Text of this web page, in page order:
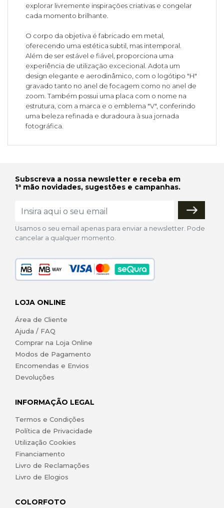
explorar livremente inspirações criativas e congelar
cada momento brilhante.
O corpo da objetiva é fabricado em metal,
oferecendo uma estética subtil, mas intemporal.
Além de ser estável e fiável, proporciona uma
experiência de utilização excecional. Adota um
design elegante e aerodinâmico, com o logótipo "H"
gravado tanto no anel de focagem como no anel de
zoom. Também possui uma placa com o nome na
estrutura, com a marca e o emblema "V", conferindo
uma beleza refinada e duradoura à sua jornada
fotográfica.
Subscreva a nossa newsletter e receba em
1ª mão novidades, sugestões e campanhas.
Usamos o seu email apenas para enviar a newsletter. Pode
cancelar a qualquer momento.
LOJA ONLINE
Área de Cliente
Ajuda / FAQ
Comprar na Loja Online
Modos de Pagamento
Encomendas e Envios
Devoluções
INFORMAÇÃO LEGAL
Termos e Condições
Política de Privacidade
Utilização Cookies
Financiamento
Livro de Reclamações
Livro de Elogios
COLORFOTO